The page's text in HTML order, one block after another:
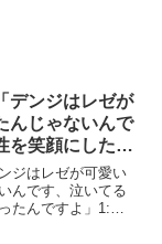
デンジはレゼが
んじゃないんで
を笑顔にしたか
ジはレゼが可愛い
んです、泣いてる
たんですよ」1: